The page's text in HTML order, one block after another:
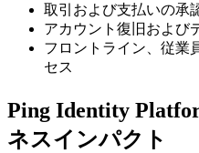
取引および支払いの承
アカウント復旧および
フロントライン、従業
セス
Ping Identity
ネスインパクト